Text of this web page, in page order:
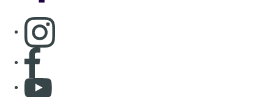
Consulter page Instagram
Consulter page Facebook
Consulter Youtube